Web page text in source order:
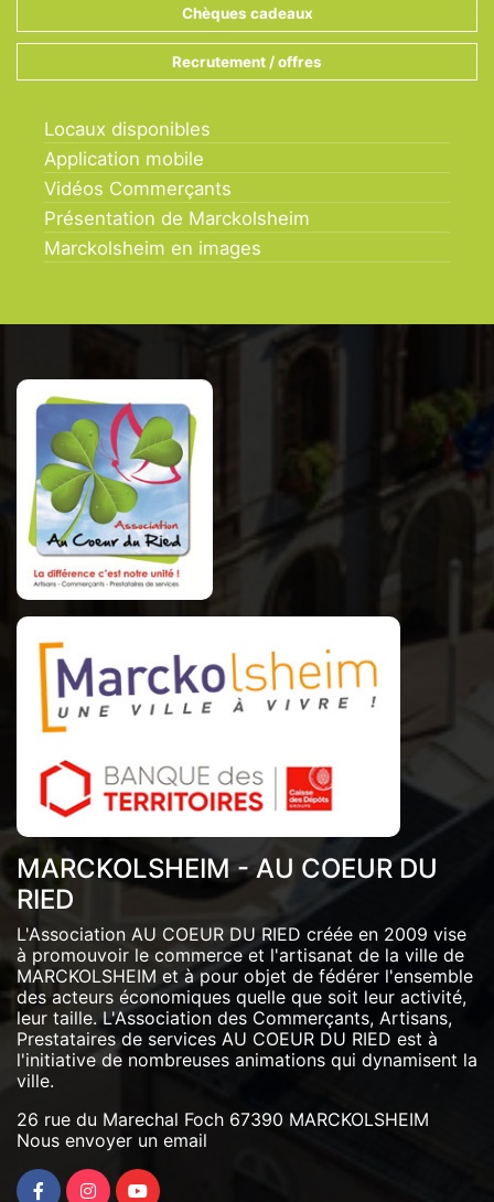
Chèques cadeaux
Recrutement / offres
Locaux disponibles
Application mobile
Vidéos Commerçants
Présentation de Marckolsheim
Marckolsheim en images
MARCKOLSHEIM - AU COEUR DU
RIED
L'Association AU COEUR DU RIED créée en 2009 vise
à promouvoir le commerce et l'artisanat de la ville de
MARCKOLSHEIM et à pour objet de fédérer l'ensemble
des acteurs économiques quelle que soit leur activité,
leur taille. L'Association des Commerçants, Artisans,
Prestataires de services AU COEUR DU RIED est à
l'initiative de nombreuses animations qui dynamisent la
ville.
26 rue du Marechal Foch 67390 MARCKOLSHEIM
Nous envoyer un email